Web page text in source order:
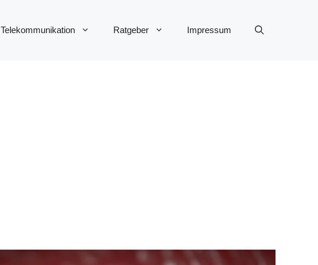
Telekommunikation Ratgeber Impressum